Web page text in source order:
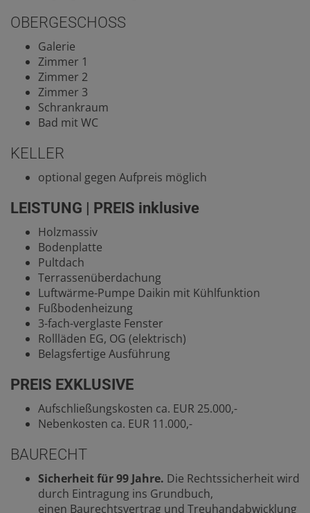
OBERGESCHOSS
Galerie
Zimmer 1
Zimmer 2
Zimmer 3
Schrankraum
Bad mit WC
KELLER
optional gegen Aufpreis möglich
LEISTUNG | PREIS inklusive
Holzmassiv
Bodenplatte
Pultdach
Terrassenüberdachung
Luftwärme-Pumpe Daikin mit Kühlfunktion
Fußbodenheizung
3-fach-verglaste Fenster
Rollläden EG, OG (elektrisch)
Belagsfertige Ausführung
PREIS EXKLUSIVE
Aufschließungskosten ca. EUR 25.000,-
Nebenkosten ca. EUR 11.000,-
BAURECHT
Sicherheit für 99 Jahre. Die Rechtssicherheit wird
durch Eintragung ins Grundbuch,
einen Baurechtsvertrag und Treuhandabwicklung